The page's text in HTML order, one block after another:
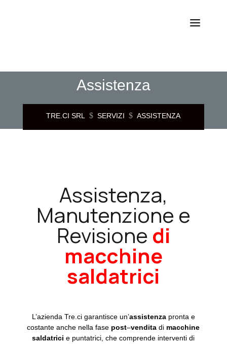
Assistenza
TRE.CI SRL $ SERVIZI $ ASSISTENZA
Assistenza,
Manutenzione e
Revisione di
macchine
saldatrici
L’azienda Tre.ci garantisce un’assistenzapronta e
costante anche nella fase post–vendita di macchine
saldatrici e puntatrici, che comprende interventi di